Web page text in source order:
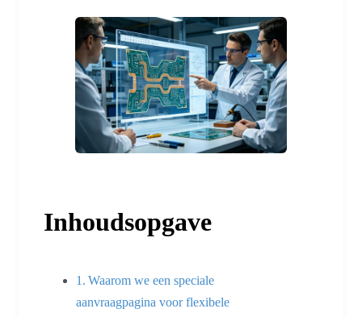
Inhoudsopgave
Waarom we een speciale
aanvraagpagina voor flexibele